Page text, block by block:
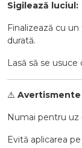
Sigilează luciul:
Finalizează cu
durată.
Lasă să se
⚠️ Avertismente
Numai pentru uz
Evită aplicarea